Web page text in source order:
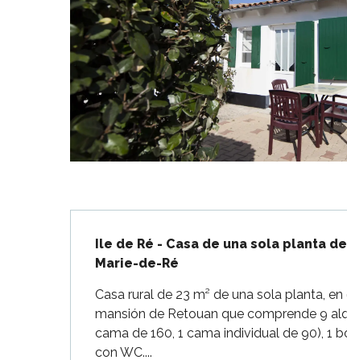
en-Ré
Plage
Martin-de-Ré
Marie-de-Ré
Ile de Ré - Casa de una sola planta
Marie-de-Ré
Casa rural de 23 m² de una sola planta,
mansión de Retouan que comprende 9
cama de 160, 1 cama individual de 90), 1
con WC....